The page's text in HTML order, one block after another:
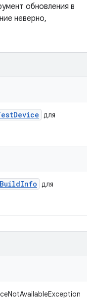
обновления в
неверно,
Device для
BuildInfo для